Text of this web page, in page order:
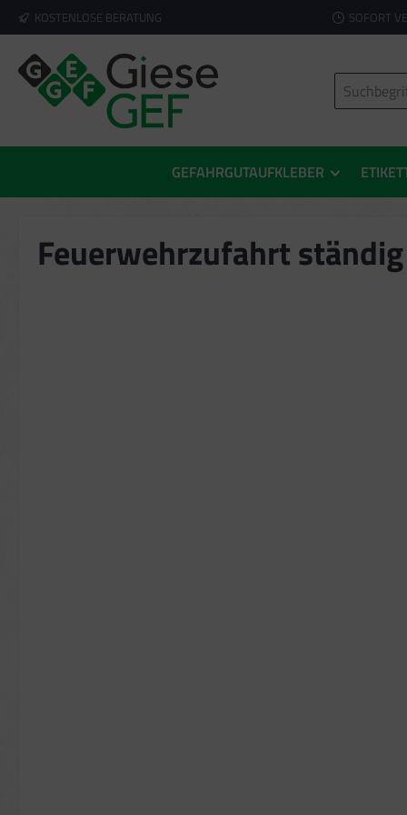
Zur Hauptnavigation springen
KOSTENLOSE BERATUNG SOFORT
GEFAHRGUTAUFKLEBER
Feuerwehrzufahrt